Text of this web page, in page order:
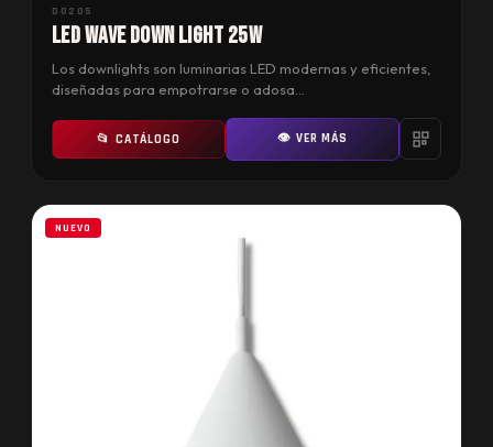
D0205
LED WAVE DOWN LIGHT 25W
Los downlights son luminarias LED modernas y eficientes,
diseñadas para empotrarse o adosa…
📂 CATÁLOGO 👁 VER MÁS
NUEVO